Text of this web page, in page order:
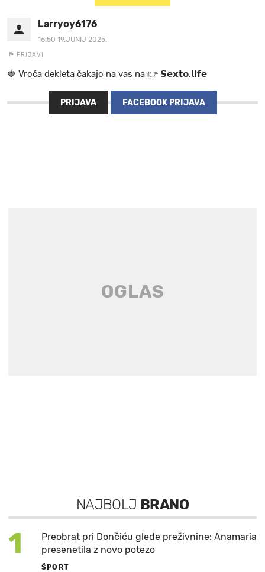
Larryoy6176
16:50 19.JUNIJ 2025.
PRIJAVI
🍓 V r o č a d e k l e t a ča k a jo na va s n a 👉 𝗦𝗲𝘅𝘁𝗼.𝗹𝗶𝗳𝗲
PRIJAVA FACEBOOK PRIJAVA
NAJBOLJ BRANO
1
Preobrat pri Dončiću glede preživnine: Anamaria
presenetila z novo potezo
ŠPORT